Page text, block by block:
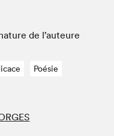
de l’auteure
Poésie